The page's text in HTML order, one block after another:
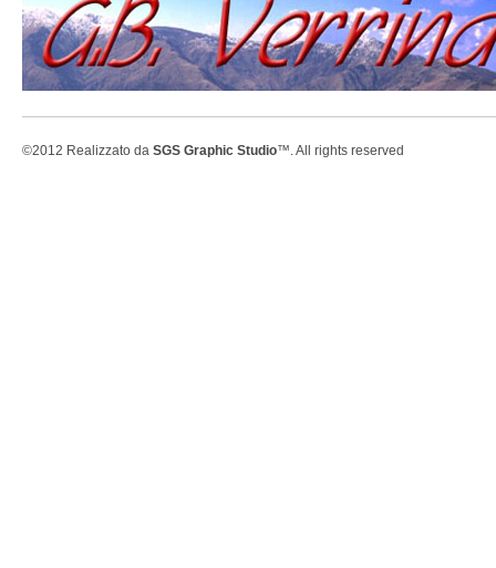
©2012 Realizzato da SGS Graphic Studio™. All rights reserved